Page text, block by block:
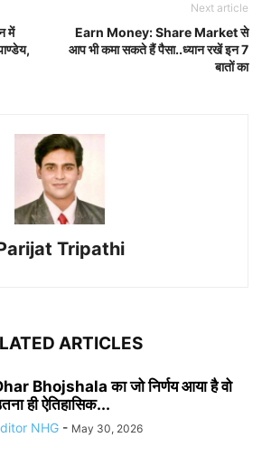
में
Next article
Earn Money: Share Market से
आप भी कमा सकते हैं पैसा..ध्यान रखें इन 7
बातों का
Tripathi
ARTICLES
Bhojshala का जो निर्णय आया है वो
ही ऐतिहासिक...
NHG - May 30, 2026